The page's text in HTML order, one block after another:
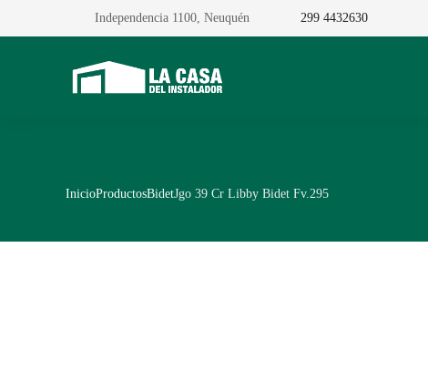
Independencia 1100, Neuquén 299 4432630
InicioProductosBidetJgo 39 Cr Libby Bidet Fv.295